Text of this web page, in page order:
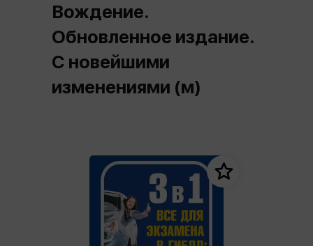
Вождение.
Обновленное издание.
С новейшими
изменениями (м)